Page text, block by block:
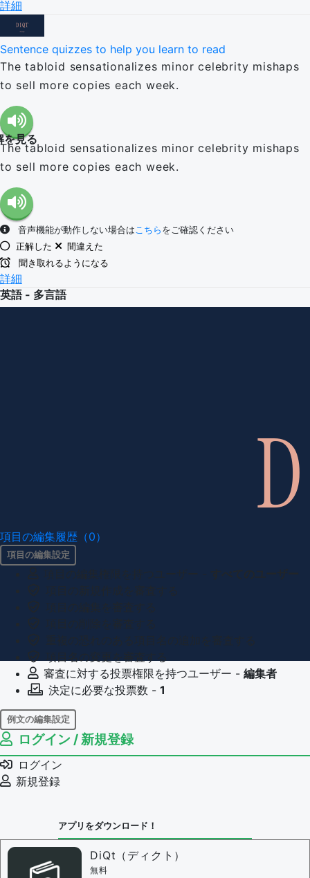
詳細
Sentence quizzes to help you learn to read
The tabloid sensationalizes minor celebrity mishaps
to sell more copies each week.
を見る
The tabloid sensationalizes minor celebrity mishaps
to sell more copies each week.
音声機能が動作しない場合は こちら をご確認ください
正解した
間違えた
聞き取れるようになる
詳細
英語 - 多言語
項目の編集履歴（0）
項目の編集設定
審査に対する投票権限を持つユーザー - 編集者
決定に必要な投票数 - 1
例文の編集設定
例文の編集権限を持つユーザー -
例文の削除を審査する
審査に対する投票権限を持つユーザー -
決定に必要な投票数 -
問題の編集権限を持つユーザー -すべてのユーザー
審査に対する投票権限を持つユーザー -
決定に必要な投票数 -
ログイン / 新規登録
ログイン
新規登録
アプリをダウンロード！
DiQt（ディクト）
無料